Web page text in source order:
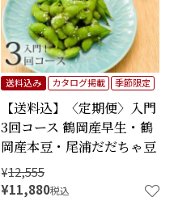
【送料込】〈定期便〉入門
3回コース 鶴岡産早生・鶴
岡産本豆・尾浦だだちゃ豆
送料込み カタログ掲載 季節限定
¥12,555
¥11,880税込